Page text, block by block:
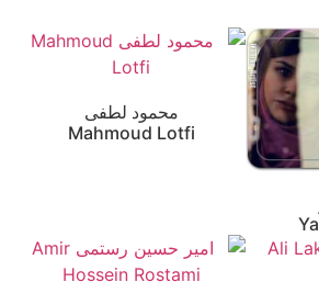
محمود لطفی
Mahmoud Lotfi